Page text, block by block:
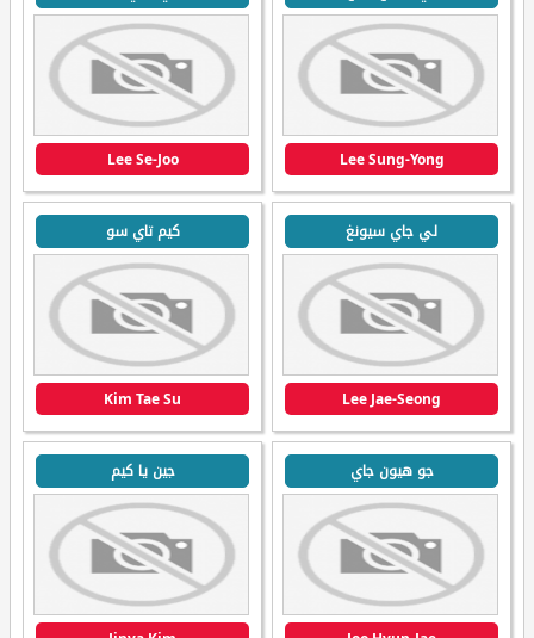
Lee Sung-Yong
Lee Se-Joo
لي جاي سيونغ
Lee Jae-Seong
كيم تاي سو
Kim Tae Su
جو هيون جاي جين يا كيم